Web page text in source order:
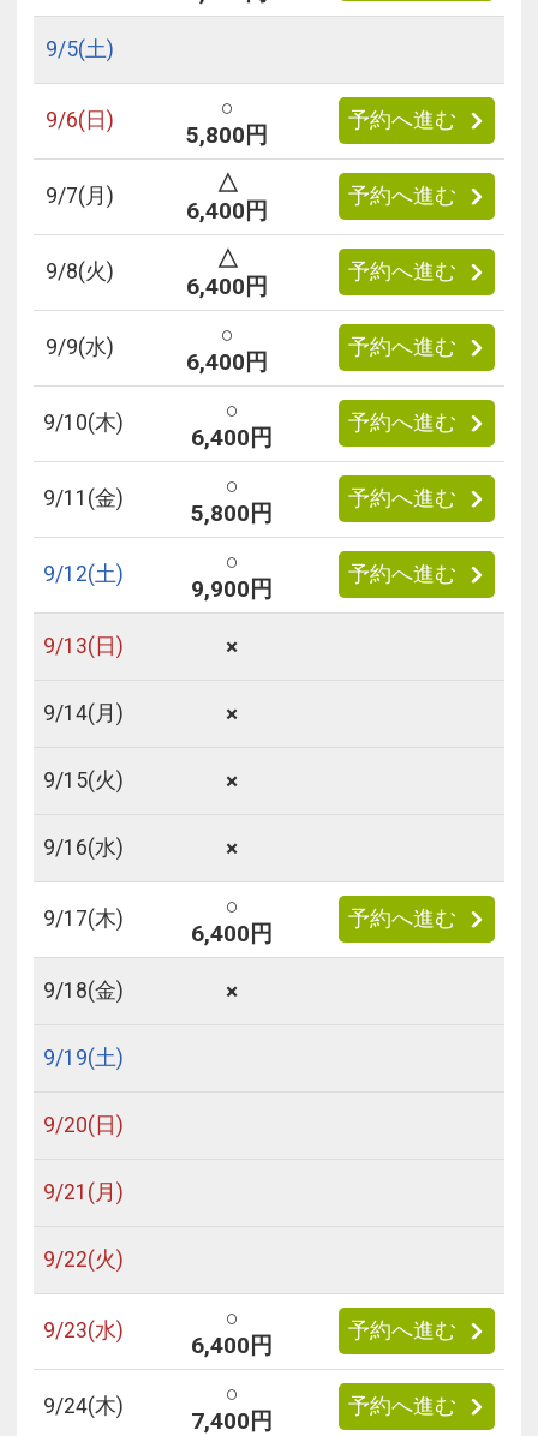
9/5(土)
9/6(日)
○
5,800円
予約へ進む
9/7(月)
△
6,400円
予約へ進む
9/8(火)
△
6,400円
予約へ進む
9/9(水)
○
6,400円
予約へ進む
9/10(木)
○
6,400円
予約へ進む
9/11 (金)
○
5,800円
予約へ進む
9/12(土)
○
9,900円
予約へ進む
9/13(日) ×
9/14(月) ×
9/15(火) ×
9/16(水) ×
9/17(木)
○
6,400円
予約へ進む
9/18(金) ×
9/19(土)
9/20(日)
9/21 (月)
9/22(火)
9/23(水)
○
6,400円
予約へ進む
9/24(木)
○
7,400円
予約へ進む